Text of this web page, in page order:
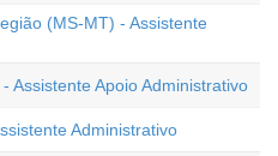
(MS-MT) - Assistente
Assistente Apoio Administrativo
Administrativo